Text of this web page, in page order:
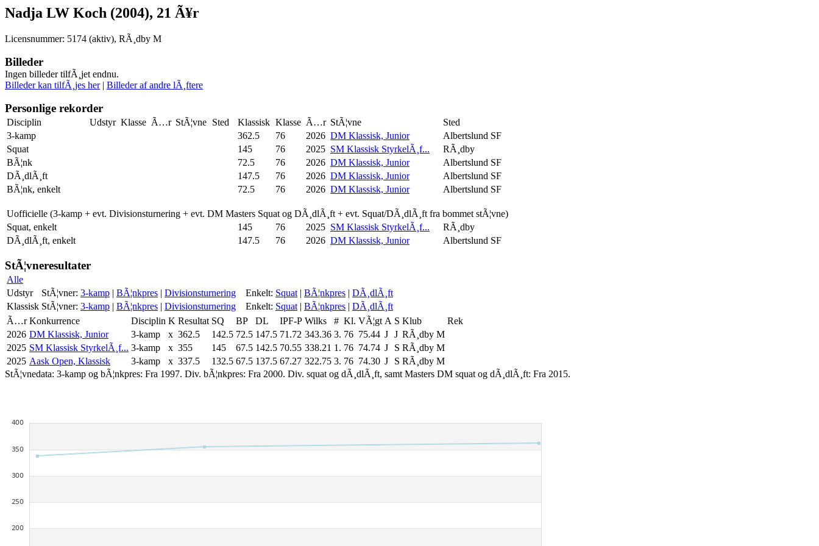
Nadja LW Koch (2004), 21 Ã¥r
Licensnummer: 5174 (aktiv), RÃ¸dby M
Billeder
Ingen billeder tilfÃ¸jet endnu.
Billeder kan tilfÃ¸jes her| Billeder af andre lÃ¸ftere
Personlige rekorder
Disciplin Udstyr Klasse Ã…r StÃ¦vne Sted Klassisk Klasse Ã…r StÃ¦vne
Sted
3-kamp
362.5 76 2026 DM Klassisk, Junior
Albertslund SF
Squat
145 76 2025 SM Klassisk StyrkelÃ¸f...
RÃ¸dby
BÃ¦nk
72.5 76 2026 DM Klassisk, Junior
Albertslund SF
DÃ¸dlÃ¸ft
147.5 76 2026 DM Klassisk, Junior
Albertslund SF
BÃ¦nk, enkelt
72.5 76 2026 DM Klassisk, Junior Albertslund SF
Uofficielle (3-kamp + evt. Divisionsturnering + evt. DM Masters Squat og DÃ¸dlÃ¸ft + evt. Squat/DÃ¸dlÃ¸ft fra bommet stÃ¦vne)
Squat, enkelt
145 76 2025 SM Klassisk StyrkelÃ¸f...
RÃ¸dby
DÃ¸dlÃ¸ft, enkelt
147.5 76 2026 DM Klassisk, Junior Albertslund SF
StÃ¦vneresultater
Alle
Udstyr
StÃ¦vner: 3-kamp | BÃ¦nkpres | Divisionsturnering Enkelt: Squat | BÃ¦nkpres | DÃ¸dlÃ¸ft
Klassisk StÃ¦vner: 3-kamp | BÃ¦nkpres | Divisionsturnering Enkelt: Squat | BÃ¦nkpres | DÃ¸dlÃ¸ft
Ã…r Konkurrence Disciplin K Resultat SQ BP DL IPF-P Wilks # Kl. VÃ¦gt A S Klub
Rek
2026 DM Klassisk, Junior 3-kamp x 362.5 142.5 72.5 147.5 71.72 343.36 3. 76 75.44 J J RÃ¸dby M
2025 SM Klassisk StyrkelÃ¸f... 3-kamp x 355 145 67.5 142.5 70.55 338.21 1. 76 74.74 J S RÃ¸dby M
2025 Aask Open, Klassisk 3-kamp x 337.5 132.5 67.5 137.5 67.27 322.75 3. 76 74.30 J S RÃ¸dby M
StÃ¦vnedata: 3-kamp og bÃ¦nkpres: Fra 1997. Div. bÃ¦nkpres: Fra 2000. Div. squat og dÃ¸dlÃ¸ft, samt Masters DM squat og dÃ¸dlÃ¸ft: Fra 2015.